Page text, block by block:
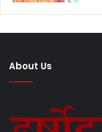
About Us